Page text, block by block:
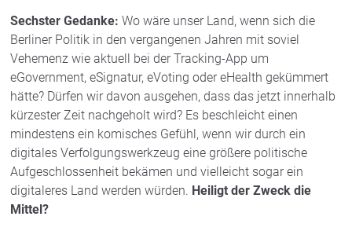
Sechster Gedanke: Wo wäre unser Land, wenn sich die
Berliner Politik in den vergangenen Jahren mit soviel
Vehemenz wie aktuell bei der Tracking-App um
eGovernment, eSignatur, eVoting oder eHealth gekümmert
hätte? Dürfen wir davon ausgehen, dass das jetzt innerhalb
kürzester Zeit nachgeholt wird? Es beschleicht einen
mindestens ein komisches Gefühl, wenn wir durch ein
digitales Verfolgungswerkzeug eine größere politische
Aufgeschlossenheit bekämen und vielleicht sogar ein
digitaleres Land werden würden. Heiligt der Zweck die
Mittel?